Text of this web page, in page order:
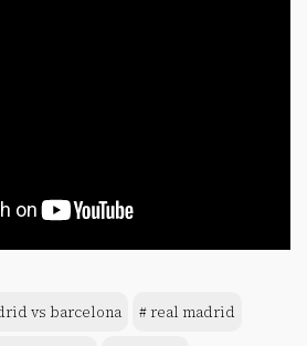
vs barcelona # real madrid